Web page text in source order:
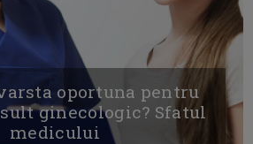
oportuna pentru
ginecologic? Sfatul
medicului